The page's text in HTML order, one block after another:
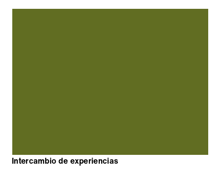
Intercambio de experiencias